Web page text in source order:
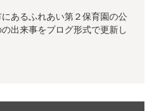
あるふれあい第２保育園の公
出来事をブログ形式で更新し